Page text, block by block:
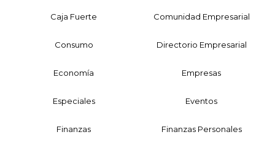
Caja Fuerte Comunidad Empresarial
Consumo Directorio Empresarial
Economía Empresas
Especiales Eventos
Finanzas Finanzas Personales